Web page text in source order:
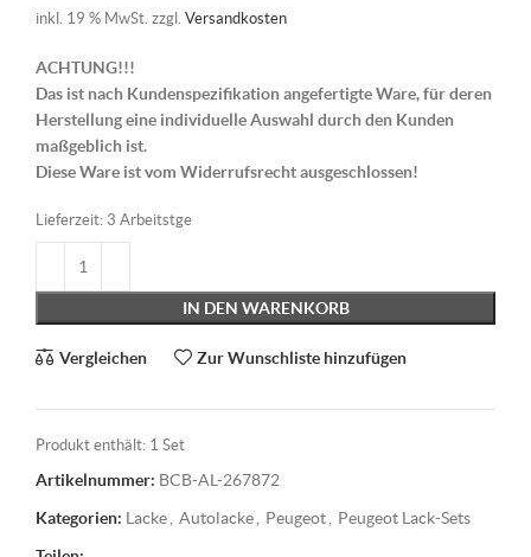
inkl. 19 % MwSt. zzgl. Versandkosten
ACHTUNG!!!
Das ist nach Kundenspezifikation angefertigte Ware, für deren
Herstellung eine individuelle Auswahl durch den Kunden
maßgeblich ist.
Diese Ware ist vom Widerrufsrecht ausgeschlossen!
Lieferzeit: 3 Arbeitstge
IN DEN WARENKORB
Vergleichen Zur Wunschliste hinzufügen
Produkt enthält: 1 Set
Artikelnummer: BCB-AL-267872
Kategorien: Lacke, Autolacke, Peugeot, Peugeot Lack-Sets